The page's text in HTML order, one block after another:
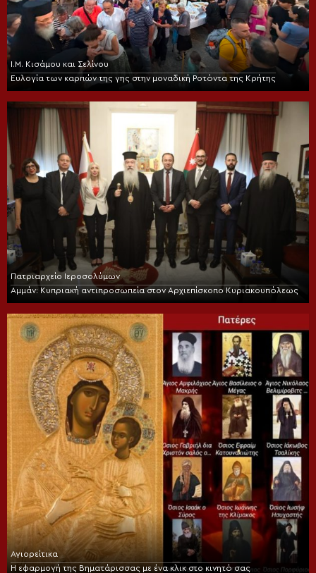
Ι.Μ. Κισάμου και Σελίνου
Ευλογία των καρπών της γης στην μοναδική Ροτόντα της Κρήτης
Πατριαρχείο Ιεροσολύμων
Αμμάν: Κυπριακή αντιπροσωπεία στον Αρχιεπίσκοπο Κυριακουπόλεως
Αγιορείτικα
Η εφαρμογή της Βηματάρισσας με ένα κλικ στο κινητό σας